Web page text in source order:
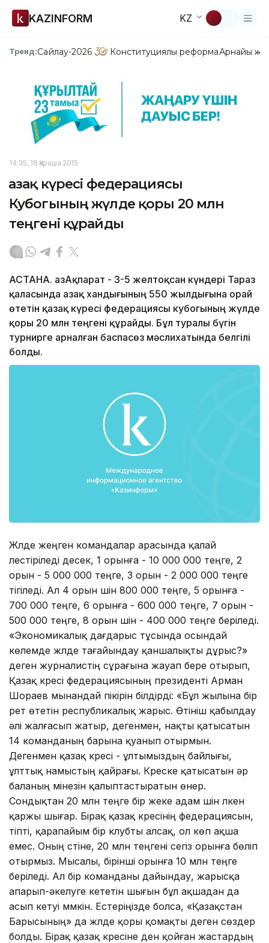
KAZINFORM KZ
Тренд:Сайлау-2026 Конституциялық реформаАрнайы
14:35, 18 Қараша 2015
Қазақ күресі федерациясы
Кубогының жүлде қоры 20 млн
теңгені құрайды
АСТАНА. ҚазАқпарат - 3-5 желтоқсан күндері Тараз
қаласында Қазақ хандығының 550 жылдығына орай
өтетін қазақ күресі федерациясы кубогының жүлде
қоры 20 млн теңгені құрайды. Бұл туралы бүгін
турнирге арналған баспасөз мəслихатында белгілі
болды.
Жүлде жеңген командалар арасында қалай
үлестіріледі десек, 1 орынға - 10 000 000 теңге, 2
орын - 5 000 000 теңге, 3 орын - 2 000 000 теңге
тігіледі. Ал 4 орын үшін 800 000 теңге, 5 орынға -
700 000 теңге, 6 орынға - 600 000 теңге, 7 орын -
500 000 теңге, 8 орын үшін - 400 000 теңге беріледі.
«Экономикалық дағдарыс тұсында осындай
көлемде жүлде тағайындау қаншалықты дұрыс?»
деген журналистің сұрағына жауап бере отырып,
Қазақ күресі федерациясының президенті Арман
Шораев мынандай пікірін білдірді: «Бұл жылына бір
рет өтетін республикалық жарыс. Өтініш қабылдау
əлі жалғасып жатыр, дегенмен, нақты қатысатын
14 команданың барына қуанып отырмын.
Дегенмен қазақ күресі - ұлтымыздың байлығы,
ұлттық намыстың қайрағы. Күреске қатысатын əр
баланың мінезін қалыптастыратын өнер.
Сондықтан 20 млн теңге бір жеке адам үшін үлкен
қаржы шығар. Бірақ қазақ күресінің федерациясын,
тіпті, қарапайым бір клубты алсақ, ол көп ақша
емес. Оның үстіне, 20 млн теңгені сегіз орынға бөліп
отырмыз. Мысалы, бірінші орынға 10 млн теңге
беріледі. Ал бір команданы дайындау, жарысқа
апарып-əкелуге кететін шығын бұл ақшадан да
асып кетуі мүмкін. Естеріңізде болса, «Қазақстан
Барысының» да жүлде қоры қомақты деген сөздер
болды. Бірақ қазақ күресіне ден қойған жастардың